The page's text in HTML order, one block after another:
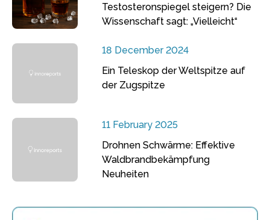
Testosteronspiegel steigern? Die
Wissenschaft sagt: „Vielleicht“
18 December 2024
Ein Teleskop der Weltspitze auf
der Zugspitze
11 February 2025
Drohnen Schwärme: Effektive
Waldbrandbekämpfung
Neuheiten